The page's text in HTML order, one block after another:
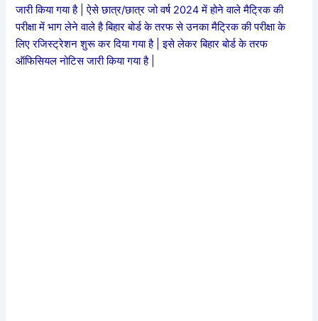
जारी किया गया है | ऐसे छात्र/छात्र जो वर्ष 2024 में होने वाले मैट्रिक की
परीक्षा में भाग लेने वाले है बिहार बोर्ड के तरफ से उनका मैट्रिक की परीक्षा के
लिए रजिस्ट्रेशन शुरू कर दिया गया है | इसे लेकर बिहार बोर्ड के तरफ
ऑफिसियल नोटिस जारी किया गया है |